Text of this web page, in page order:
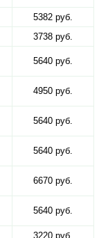
5382 руб.
3738 руб.
5640 руб.
4950 руб.
5640 руб.
5640 руб.
6670 руб.
5640 руб.
3220 руб.